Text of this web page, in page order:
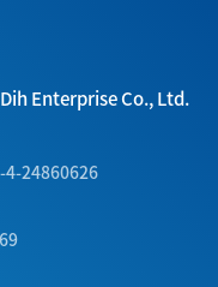
Enterprise Co., Ltd.
4-24860626